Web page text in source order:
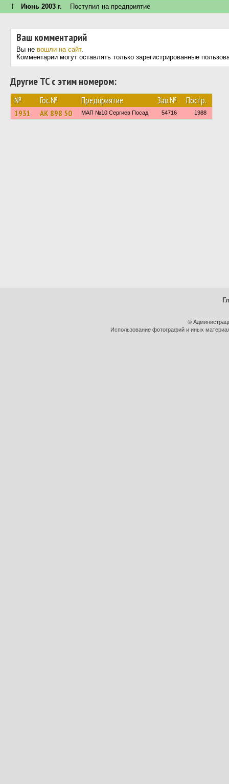
↑ Июнь 2003 г. Поступил на предприятие
Ваш комментарий
Вы не вошли на сайт.
Комментарии могут оставлять только зарегистрированные
Другие ТС с этим номером:
№ Гос.№ Предприятие Зав.№ Постр.
1931 АК 898 50 МАП №10 Сергиев Посад 54716 1988
©
Использование фотографий и иных